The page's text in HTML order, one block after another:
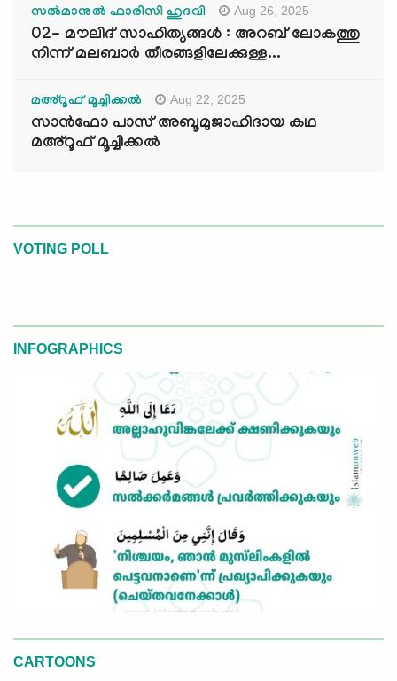
സൽമാനുൽ ഫാരിസി ഹുദവി Aug 26, 2025
02- മൗലിദ് സാഹിത്യങ്ങൾ : അറബ് ലോകത്തു
നിന്ന് മലബാർ തീരങ്ങളിലേക്കുള്ള...
മഅ്റൂഫ് മൂച്ചിക്കല്‍ Aug 22, 2025
സാൻഫോ പാസ് അബൂമുജാഹിദായ കഥ
മഅ്റൂഫ് മൂച്ചിക്കല്‍
VOTING POLL
INFOGRAPHICS
CARTOONS